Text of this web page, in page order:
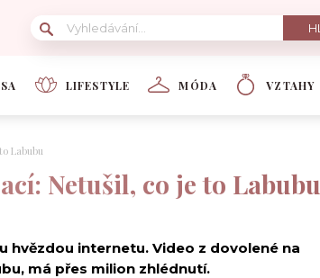
LIFESTYLE MÓDA VZTAHY
Labubu
Netušil, co je to Labubu
hvězdou internetu. Video z dovolené na
má přes milion zhlédnutí.